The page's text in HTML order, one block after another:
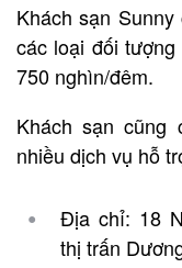
Khách sạn
các loại đối
750 nghìn/đêm.
Khách sạn cũng
nhiều dịch vụ hỗ
Địa chỉ: 18
thị trấn